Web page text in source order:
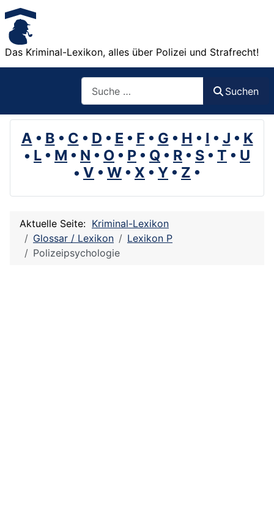
Das Kriminal-Lexikon, alles über Polizei und Strafrecht!
Suchen
A • B • C • D • E • F • G • H • I • J • K
• L • M • N • O • P • Q • R • S • T • U
• V • W • X • Y • Z •
Aktuelle Seite: Kriminal-Lexikon
Glossar / Lexikon
Lexikon P
Polizeipsychologie